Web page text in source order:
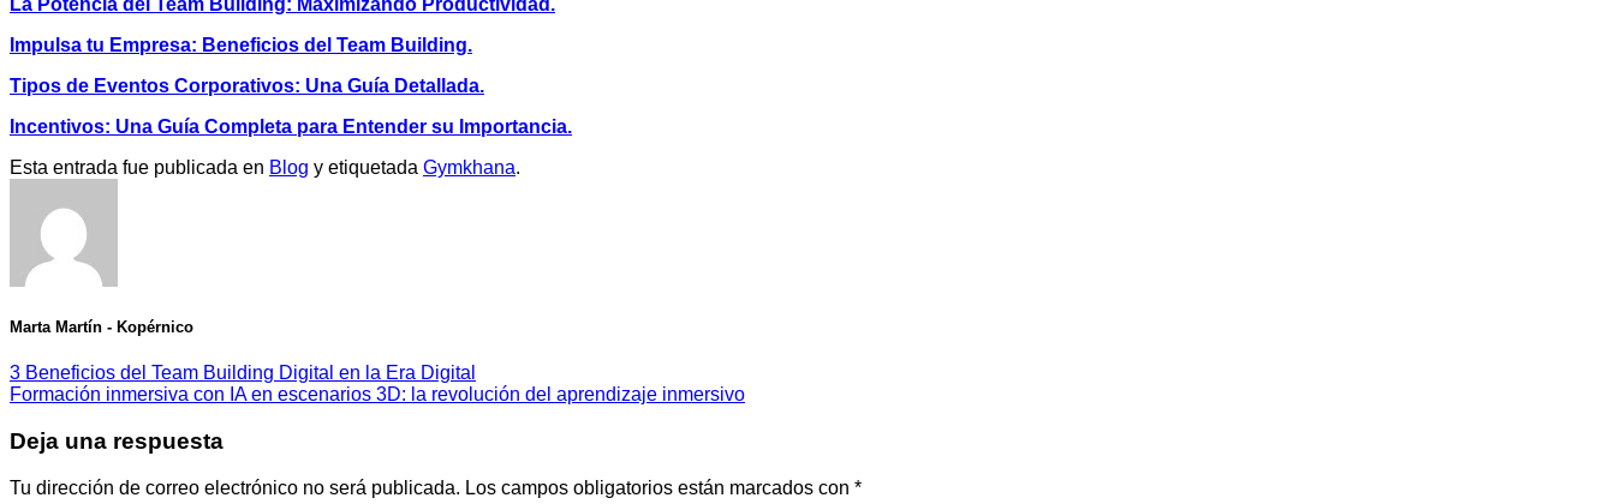
Impulsa tu Empresa: Beneficios del Team Building.
Tipos de Eventos Corporativos: Una Guía Detallada.
Incentivos: Una Guía Completa para Entender su Importancia.
Esta entrada fue publicada en Blog y etiquetada Gymkhana.
Marta Martín - Kopérnico
3 Beneficios del Team Building Digital en la Era Digital
Formación inmersiva con IA en escenarios 3D: la revolución del aprendizaje inmersivo
Deja una respuesta
Tu dirección de correo electrónico no será publicada. Los campos obligatorios están marcados con *